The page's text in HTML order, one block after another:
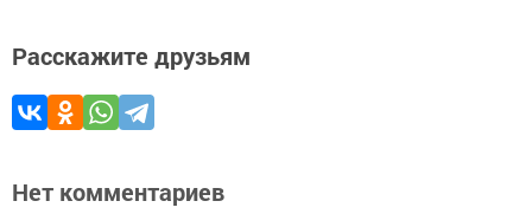
Расскажите друзьям
Нет комментариев